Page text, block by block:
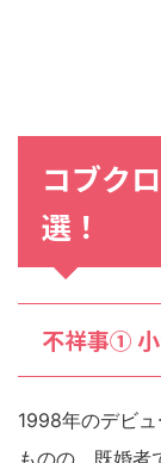
コブク
選！
不祥事①
1998年のデビ